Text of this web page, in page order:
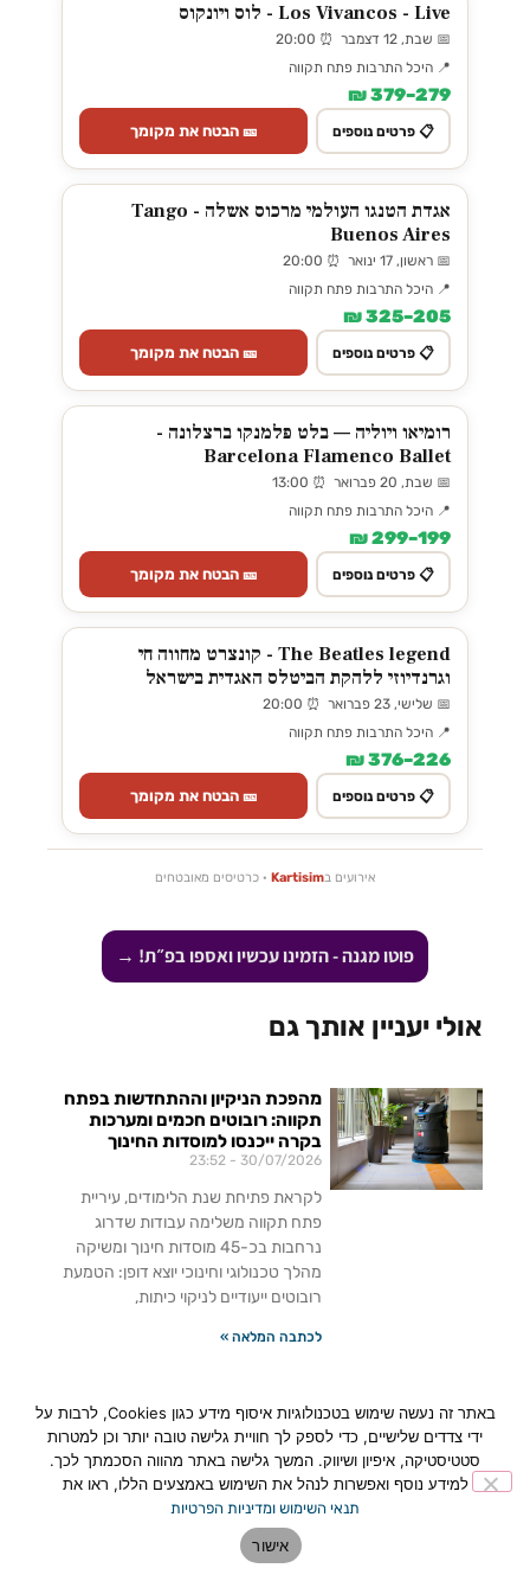
Los Vivancos - Live - לוס ויונקוס
📅 שבת, 12 דצמבר ⏰ 20:00
📍 היכל התרבות פתח תקווה
279–379 ₪
📋 פרטים נוספים 🎫 הבטח את מקומך
אגדת הטנגו העולמי מרכוס אשלה - Tango
Buenos Aires
📅 ראשון, 17 ינואר ⏰ 20:00
📍 היכל התרבות פתח תקווה
205–325 ₪
📋 פרטים נוספים 🎫 הבטח את מקומך
רומיאו ויוליה — בלט פלמנקו ברצלונה -
Barcelona Flamenco Ballet
📅 שבת, 20 פברואר ⏰ 13:00
📍 היכל התרבות פתח תקווה
199–299 ₪
📋 פרטים נוספים 🎫 הבטח את מקומך
The Beatles legend - קונצרט מחווה חי
וגרנדיוזי ללהקת הביטלס האגדית בישראל
📅 שלישי, 23 פברואר ⏰ 20:00
📍 היכל התרבות פתח תקווה
226–376 ₪
📋 פרטים נוספים 🎫 הבטח את מקומך
אירועים בKartisim · כרטיסים מאובטחים
פוטו מגנה - הזמינו עכשיו ואספו בפ״ת! →
אולי יעניין אותך גם
מהפכת הניקיון וההתחדשות בפתח
תקווה: רובוטים חכמים ומערכות
בקרה ייכנסו למוסדות החינוך
30/07/2026
לקראת פתיחת שנת הלימודים, עיריית
פתח תקווה משלימה עבודות שדרוג
נרחבות בכ-45 מוסדות חינוך ומשיקה
מהלך טכנולוגי וחינוכי יוצא דופן: הטמעת
רובוטים ייעודיים לניקוי כיתות,
לכתבה המלאה »
המרכז הראשון בישראל שהופך
גיימינג ובינה מלאכותית לכלים לשינוי
חברתי
15/07/2026
16:48
המרכז הראשון בישראל שמחבר בין
באתר זה נעשה שימוש בטכנולוגיות איסוף מידע כגון Cookies, לרבות על
ידי צדדים שלישיים, כדי לספק לך חוויית גלישה טובה יותר וכן למטרות
סטטיסטיקה, איפיון ושיווק. המשך גלישה באתר מהווה הסכמתך לכך.
למידע נוסף ואפשרות לנהל את השימוש באמצעים הללו, ראו את
תנאי השימוש ומדיניות הפרטיות
אישור